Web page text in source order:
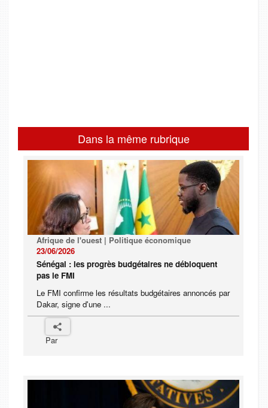
Dans la même rubrique
Afrique de l'ouest | Politique économique
23/06/2026
Sénégal : les progrès budgétaires ne débloquent
pas le FMI
Le FMI confirme les résultats budgétaires annoncés par
Dakar, signe d'une ...
Par